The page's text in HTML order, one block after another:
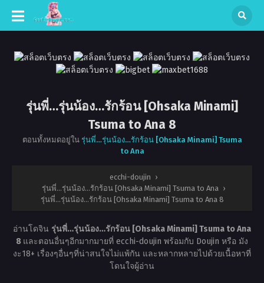
รุ่นพี่…รุ่นน้อง…รักร้อน [Ohsaka Minami]
Tsuma to Ana 8
ตอนทั้งหมดอยู่ใน รุ่นพี่…รุ่นน้อง…รักร้อน [Ohsaka Minami] Tsuma
to Ana
ecchi-doujin ›
รุ่นพี่…รุ่นน้อง…รักร้อน [Ohsaka Minami] Tsuma to Ana ›
รุ่นพี่…รุ่นน้อง…รักร้อน [Ohsaka Minami] Tsuma to Ana 8
อ่านโดจิน รุ่นพี่…รุ่นน้อง…รักร้อน [Ohsaka Minami] Tsuma to Ana
8 และตอนอื่นๆอีกมากมายที่ ecchi-doujin พร้อมกับ Doujin หรือ มัง
งะ18+ เรื่องๆอื่นๆที่น่าสนใจไม่แพ้กัน และหลากหลายไปด้วยเนื้อหาที่
โดนใจผู้อ่าน